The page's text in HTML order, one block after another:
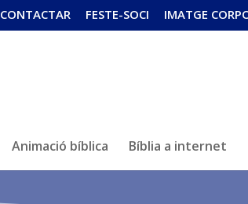
CONTACTAR FESTE-SOCI IMATGE
Animació bíblica Bíblia a internet